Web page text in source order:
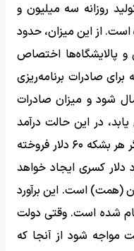
بودجه 1404 دولت تولید روزانه سه میلیون و
است. از این میزان، حدود
پالایشگاه‌ها اختصاص
و ۷۵۰ هزار بشکه برای صادرات برنامه‌ریزی
شود و میزان صادرات
در این حالت درآمد
ارزی ایران به‌شدت افت خواهد کرد. اگر هر بشکه ۶۰ دلار فروخته
۱۶ تا ۱۷ میلیارد دلار کسری ایجاد خواهد
تومان (همت) است. این برآورد
تومان انجام شده است. وقتی دولت
بودجه‌ای بیش از ۱۵۰۰ همت مواجه ‌شود از آنجا که